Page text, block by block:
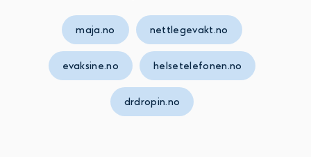
maja.no nettlegevakt.no
evaksine.no helsetelefonen.no
drdropin.no